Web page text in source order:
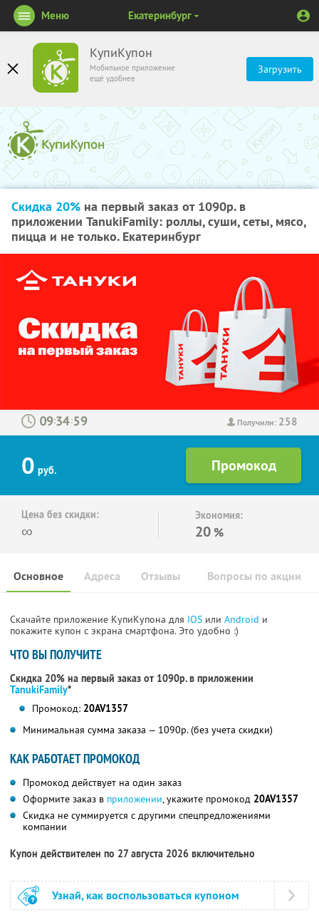
КупиКупон
Мобильное приложение
ещё удобнее
Загрузить
Меню Екатеринбург
Скидка 20% на первый заказ от 1090р. в
приложении TanukiFamily: роллы, суши, сеты, мясо,
пицца и не только. Екатеринбург
Получили: 258
: :
0 руб.
Цена без скидки:
∞
Экономия:
20 %
Основное Отзывы Вопросы по акции
Адреса
Скачайте приложение КупиКупона для IOS или Android и
покажите купон с экрана смартфона. Это удобно :)
ЧТО ВЫ ПОЛУЧИТЕ
Скидка 20% на первый заказ от 1090р. в приложении
TanukiFamily*
Промокод: 20AV1357
Минимальная сумма заказа — 1090р. (без учета скидки)
КАК РАБОТАЕТ ПРОМОКОД
Промокод действует на один заказ
Оформите заказ в приложении, укажите промокод 20AV1357
Скидка не суммируется с другими спецпредложениями
компании
Купон действителен по 27 августа 2026 включительно
Узнай, как воспользоваться купоном